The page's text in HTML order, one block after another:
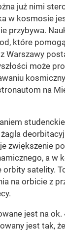
już nimi
w kosmosie
przybywa.
które
Warszawy
może
na
zwiększenie
a w
orbity satelity.
na orbicie z
jest na
jest tak,